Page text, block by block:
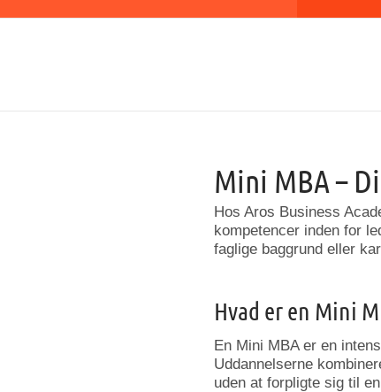
Mini MBA –
Hos Aros Business
kompetencer inden for
faglige baggrund eller
Hvad eren Mini
En Mini MBA er en
Uddannelserne
uden at forpligte sig til en